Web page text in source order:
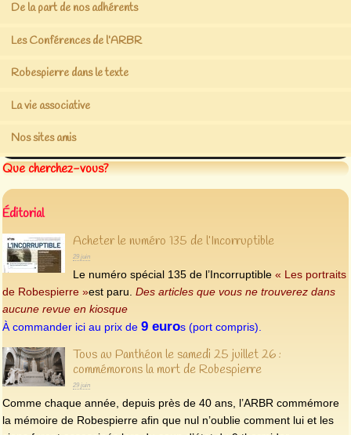
De la part de nos adhérents
Les Conférences de l’ARBR
Robespierre dans le texte
La vie associative
Nos sites amis
Que cherchez-vous?
Éditorial
Acheter le numéro 135 de l’Incorruptible
29 juin
Le numéro spécial 135 de l’Incorruptible « Les portraits
de Robespierre »est paru. Des articles que vous ne trouverez dans
aucune revue en kiosque
À commander ici au prix de 9 euros (port compris).
Tous au Panthéon le samedi 25 juillet 26 :
commémorons la mort de Robespierre
29 juin
Comme chaque année, depuis près de 40 ans, l’ARBR commémore
la mémoire de Robespierre afin que nul n’oublie comment lui et les